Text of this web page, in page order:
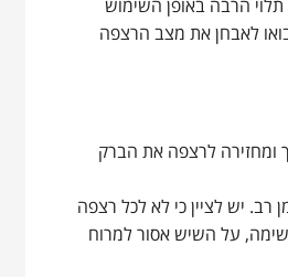
הרבה באופן השימוש
לאבחן את מצב הרצפה
ומחזירה לרצפה את הברק
יש לציין כי לא לכל רצפה
על השיש אסור למרוח